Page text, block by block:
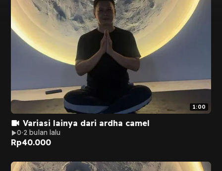
1:00
Variasi lainya dari ardha camel
0 2 bulan lalu
Rp40.000